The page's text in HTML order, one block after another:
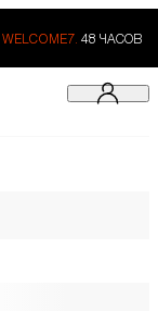
WELCOME7. 48 ЧАСОВ